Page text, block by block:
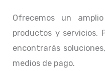
Ofrecemos un
productos y servicios.
encontrarás
medios de pago.